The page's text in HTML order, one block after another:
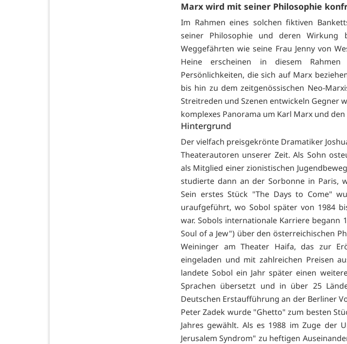
Marx wird mit seiner Philosophie
Im Rahmen eines solchen fiktiven
seiner Philosophie und deren
Weggefährten wie seine Frau Jenny von
Heine erscheinen in diesem
Persönlichkeiten, die sich auf Marx
bis hin zu dem zeitgenössischen Neo-
Streitreden und Szenen entwickeln Gegner
komplexes Panorama um Karl Marx und
Hintergrund
Der vielfach preisgekrönte Dramatiker
Theaterautoren unserer Zeit. Als Sohn
als Mitglied einer zionistischen
studierte dann an der Sorbonne in Paris,
Sein erstes Stück "The Days to Come"
uraufgeführt, wo Sobol später von 1984
war. Sobols internationale Karriere begann
Soul of a Jew") über den österreichischen
Weininger am Theater Haifa, das zur
eingeladen und mit zahlreichen Preisen
landete Sobol ein Jahr später einen
Sprachen übersetzt und in über 25
Deutschen Erstaufführung an der Berliner
Peter Zadek wurde "Ghetto" zum besten
Jahres gewählt. Als es 1988 im Zuge der
Jerusalem Syndrom" zu heftigen